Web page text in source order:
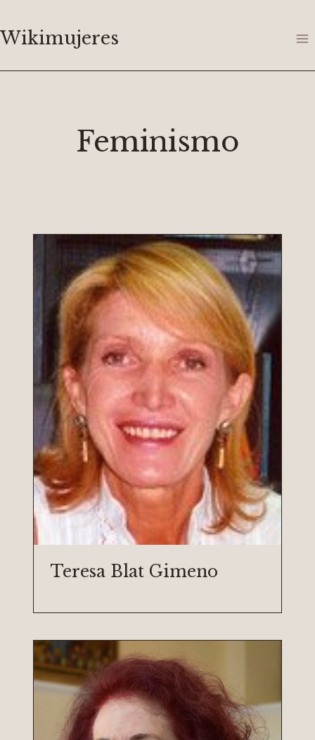
al
Wikimujeres
Feminismo
Teresa Blat Gimeno